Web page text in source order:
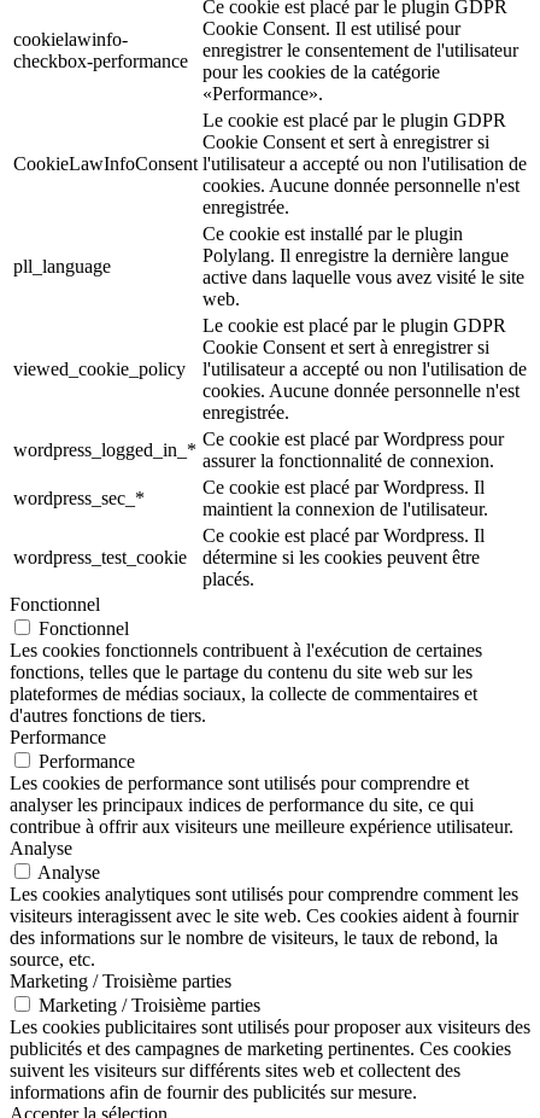
cookielawinfo-
checkbox-performance
Ce cookie est placé par le plugin GDPR
Cookie Consent. Il est utilisé pour
enregistrer le consentement de l'utilisateur
pour les cookies de la catégorie
«Performance».
CookieLawInfoConsent
Le cookie est placé par le plugin GDPR
Cookie Consent et sert à enregistrer si
l'utilisateur a accepté ou non l'utilisation de
cookies. Aucune donnée personnelle n'est
enregistrée.
pll_language
Ce cookie est installé par le plugin
Polylang. Il enregistre la dernière langue
active dans laquelle vous avez visité le site
web.
viewed_cookie_policy
Le cookie est placé par le plugin GDPR
Cookie Consent et sert à enregistrer si
l'utilisateur a accepté ou non l'utilisation de
cookies. Aucune donnée personnelle n'est
enregistrée.
wordpress_logged_in_*
Ce cookie est placé par Wordpress pour
assurer la fonctionnalité de connexion.
wordpress_sec_*
Ce cookie est placé par Wordpress. Il
maintient la connexion de l'utilisateur.
wordpress_test_cookie
Ce cookie est placé par Wordpress. Il
détermine si les cookies peuvent être
placés.
Fonctionnel
Fonctionnel
Les cookies fonctionnels contribuent à l'exécution de certaines
fonctions, telles que le partage du contenu du site web sur les
plateformes de médias sociaux, la collecte de commentaires et
d'autres fonctions de tiers.
Performance
Performance
Les cookies de performance sont utilisés pour comprendre et
analyser les principaux indices de performance du site, ce qui
contribue à offrir aux visiteurs une meilleure expérience utilisateur.
Analyse
Analyse
Les cookies analytiques sont utilisés pour comprendre comment les
visiteurs interagissent avec le site web. Ces cookies aident à fournir
des informations sur le nombre de visiteurs, le taux de rebond, la
source, etc.
Marketing / Troisième parties
Marketing / Troisième parties
Les cookies publicitaires sont utilisés pour proposer aux visiteurs des
publicités et des campagnes de marketing pertinentes. Ces cookies
suivent les visiteurs sur différents sites web et collectent des
informations afin de fournir des publicités sur mesure.
Accepter la sélection